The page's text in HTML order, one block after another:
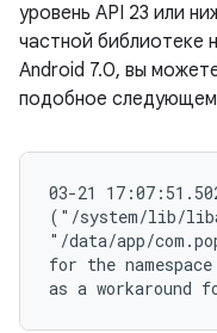
уровень API 23 или
частной библиотеке
Android 7.0, вы
подобное
03-21
("/system/lib/
"/data/app/
for the